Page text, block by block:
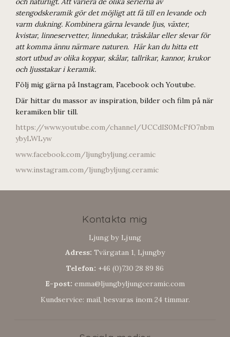
stengodskeramik gör det möjligt att få till en levande och
varm dukning. Kombinera gärna levande ljus, växter,
kvistar, linneservetter, linnedukar, träskålar eller slevar för
att komma ännu närmare naturen. Här kan du hitta ett
stort utbud av olika koppar, skålar, tallrikar, kannor, krukor
och ljusstakar i keramik.
Följ mig gärna på Instagram, Facebook och Youtube.
Där hittar du massor av inspiration, bilder och film på när
keramiken blir till.
https://www.youtube.com/channel/UCCdIS0McFfO7nbm
ybyLWLyw
www.facebook.com/ljungbyljung.ceramic
www.instagram.com/ljungbyljung.ceramic
Kontakta mig
Ljung by Ljung
Adress: Tvärgatan 1, Ljungby
Telefon: +46 (0)730 28 89 86
E-post: emma@ljungbyljungceramic.com
Kundservice: mail, besvaras inom 24 timmar.